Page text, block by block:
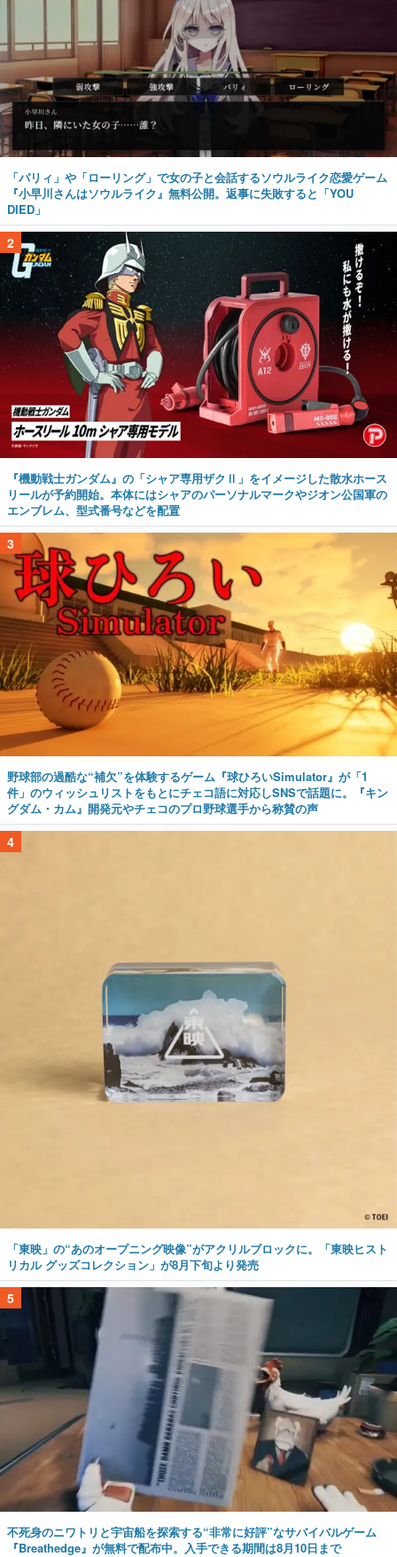
「パリィ」や「ローリング」で女の子と会話するソウルライク恋愛ゲーム
『小早川さんはソウルライク』無料公開。返事に失敗すると「YOU
DIED」
2
『機動戦士ガンダム』の「シャア専用ザクⅡ」をイメージした散水ホース
リールが予約開始。本体にはシャアのパーソナルマークやジオン公国軍の
エンブレム、型式番号などを配置
3
野球部の過酷な“補欠”を体験するゲーム『球ひろいSimulator』が「1
件」のウィッシュリストをもとにチェコ語に対応しSNSで話題に。『キン
グダム・カム』開発元やチェコのプロ野球選手から称賛の声
4
「東映」の“あのオープニング映像”がアクリルブロックに。「東映ヒスト
リカル グッズコレクション」が8月下旬より発売
5
不死身のニワトリと宇宙船を探索する“非常に好評”なサバイバルゲーム
『Breathedge』が無料で配布中。入手できる期間は8月10日まで